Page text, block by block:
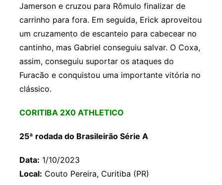
Jamerson e cruzou para Rômulo finalizar de
carrinho para fora. Em seguida, Erick aproveitou
um cruzamento de escanteio para cabecear no
cantinho, mas Gabriel conseguiu salvar. O Coxa,
assim, conseguiu suportar os ataques do
Furacão e conquistou uma importante vitória no
clássico.
CORITIBA 2X0 ATHLETICO
25ª rodada do Brasileirão Série A
Data: 1/10/2023
Local: Couto Pereira, Curitiba (PR)